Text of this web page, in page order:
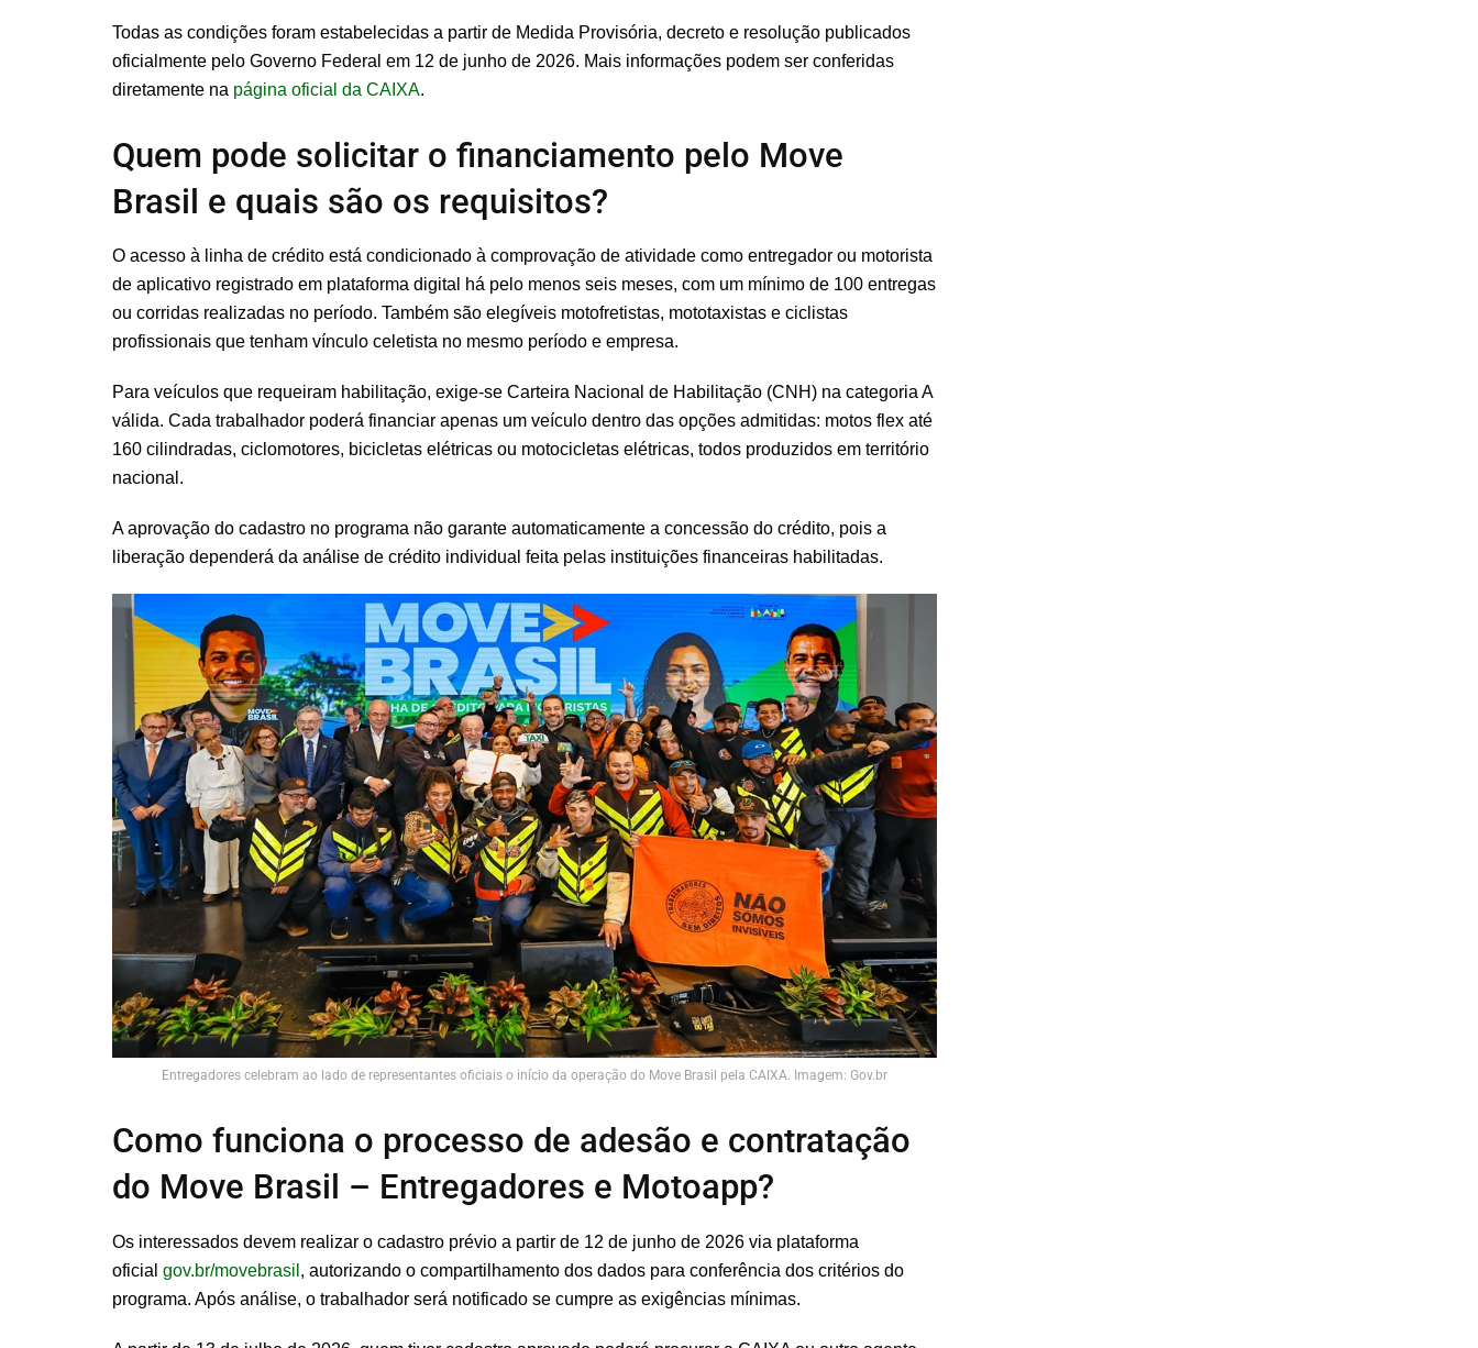
Todas as condições foram estabelecidas a partir de Medida Provisória, decreto e resolução publicados
oficialmente pelo Governo Federal em 12 de junho de 2026. Mais informações podem ser conferidas
diretamente na página oficial da CAIXA.
Quem pode solicitar o financiamento pelo Move
Brasil e quais são os requisitos?
O acesso à linha de crédito está condicionado à comprovação de atividade como entregador ou motorista
de aplicativo registrado em plataforma digital há pelo menos seis meses, com um mínimo de 100 entregas
ou corridas realizadas no período. Também são elegíveis motofretistas, mototaxistas e ciclistas
profissionais que tenham vínculo celetista no mesmo período e empresa.
Para veículos que requeiram habilitação, exige-se Carteira Nacional de Habilitação (CNH) na categoria A
válida. Cada trabalhador poderá financiar apenas um veículo dentro das opções admitidas: motos flex até
160 cilindradas, ciclomotores, bicicletas elétricas ou motocicletas elétricas, todos produzidos em território
nacional.
A aprovação do cadastro no programa não garante automaticamente a concessão do crédito, pois a
liberação dependerá da análise de crédito individual feita pelas instituições financeiras habilitadas.
Entregadores celebram ao lado de representantes oficiais o início da operação do Move Brasil pela CAIXA. Imagem: Gov.br
Como funciona o processo de adesão e contratação
do Move Brasil – Entregadores e Motoapp?
Os interessados devem realizar o cadastro prévio a partir de 12 de junho de 2026 via plataforma
oficial gov.br/movebrasil , autorizando o compartilhamento dos dados para conferência dos critérios do
programa. Após análise, o trabalhador será notificado se cumpre as exigências mínimas.